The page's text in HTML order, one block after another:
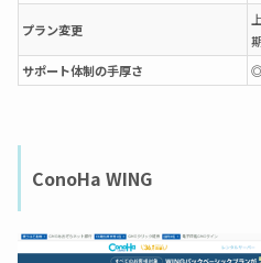
プラン変更
サポート体制の手厚さ
ConoHa WING